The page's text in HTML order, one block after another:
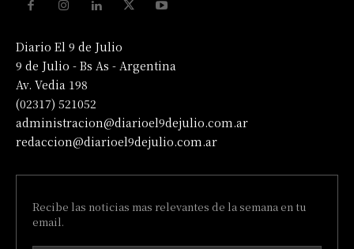
Diario El 9 de Julio
9 de Julio - Bs As - Argentina
Av. Vedia 198
(02317) 521052
administracion@diarioel9dejulio.com.ar
redaccion@diarioel9dejulio.com.ar
Recibe las noticias mas relevantes de la semana en tu
email.